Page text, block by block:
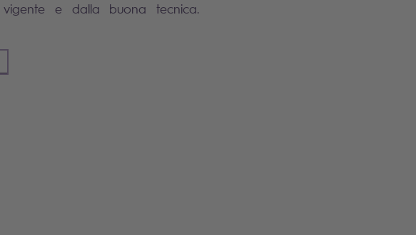
e dalla buona tecnica.